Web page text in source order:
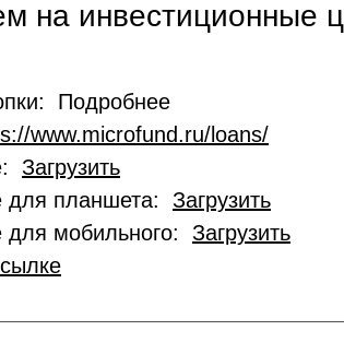
на инвестиционные
Подробнее
www.microfund.ru/loans/
Загрузить
для планшета: Загрузить
для мобильного: Загрузить